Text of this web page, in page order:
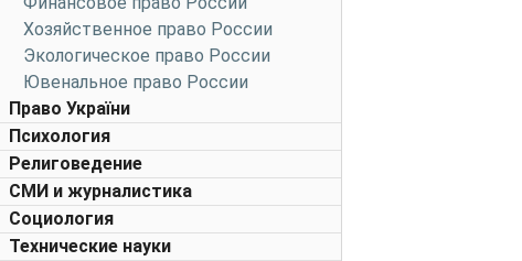
Хозяйственное право России
Экологическое право России
Ювенальное право России
Право України
Психология
Религоведение
СМИ и журналистика
Социология
Технические науки